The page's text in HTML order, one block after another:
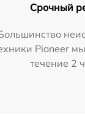
Срочный
Pioneer
течение 2